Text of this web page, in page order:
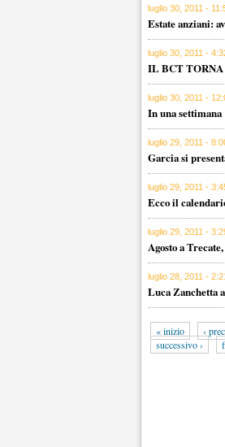
luglio 30, 2011 -
Estate anziani:
luglio 30, 2011 -
IL BCT
luglio 30, 2011 -
In una
luglio 29, 2011 -
Garcia si
luglio 29, 2011 -
Ecco il
luglio 29, 2011 -
Agosto a
luglio 28, 2011 -
Luca Zanchetta
« inizio ‹
successivo ›